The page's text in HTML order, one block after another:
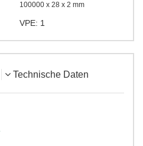
100000 x 28 x 2 mm
VPE: 1
Technische Daten